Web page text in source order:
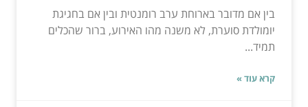
בין אם מדובר בארוחת ערב רומנטית ובין אם בחגיגת
יומולדת סוערת, לא משנה מהו האירוע, ברור שהכלים
תמיד...
קרא עוד »